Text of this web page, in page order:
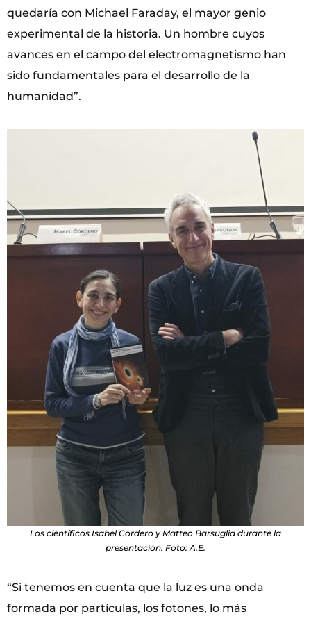
quedaría con Michael Faraday, el mayor genio
experimental de la historia. Un hombre cuyos
avances en el campo del electromagnetismo han
sido fundamentales para el desarrollo de la
humanidad”.
Los científicos Isabel Cordero y Matteo Barsuglia durante la
presentación. Foto: A.E.
“Si tenemos en cuenta que la luz es una onda
formada por partículas, los fotones, lo más